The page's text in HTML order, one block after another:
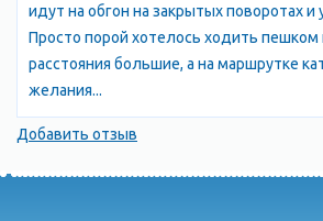
железнодорожной станции. Здесь можно
интересного о истории и культуре
Семидворье – это прекрасный выбор для
отдохнуть на море и насладиться
есть все условия для комфортного
множество возможностей для
идут на обгон на закрытых поворотах и
Просто порой хотелось ходить пешком
расстояния большие, а на маршрутке
желания...
Добавить отзыв